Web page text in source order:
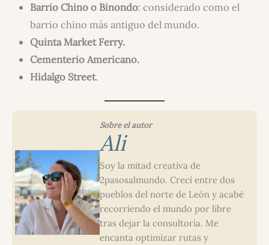
Barrio Chino o Binondo: considerado como el
barrio chino más antiguo del mundo.
Quinta Market Ferry.
Cementerio Americano.
Hidalgo Street.
Sobre el autor
Ali
Soy la mitad creativa de
2pasosalmundo. Crecí entre dos
pueblos del norte de León y acabé
recorriendo el mundo por libre
tras dejar la consultoría. Me
encanta optimizar rutas y